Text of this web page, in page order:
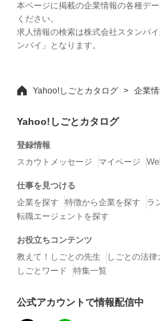
本ページに掲載の企業情報の各種デ
ください。
求人情報の検索は株式会社スタンバ
ンバイ」となります。
Yahoo!しごとカタログ 企業
Yahoo!しごとカタログ
登録情報
スカウトメッセージ
マイページ
仕事を見つける
企業を探す
特徴から企業を探す
ラ
転職エージェントを探す
お役立ちコンテンツ
教えて！しごとの先生
しごとの法律
しごとワード
特集一覧
公式アカウントで情報配信中